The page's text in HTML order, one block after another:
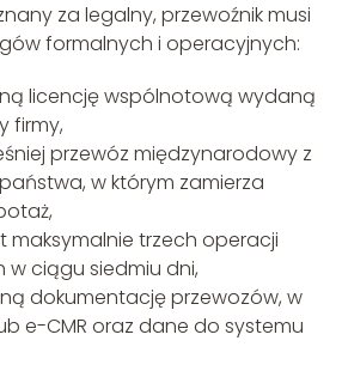
za legalny, przewoźnik musi
formalnych i operacyjnych:
licencję wspólnotową wydaną
firmy,
przewóz międzynarodowy z
w którym zamierza
maksymalnie trzech operacji
ciągu siedmiu dni,
dokumentację przewozów, w
e-CMR oraz dane do systemu